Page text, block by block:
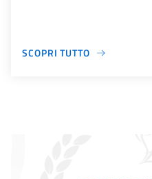
SCOPRI TUTTO